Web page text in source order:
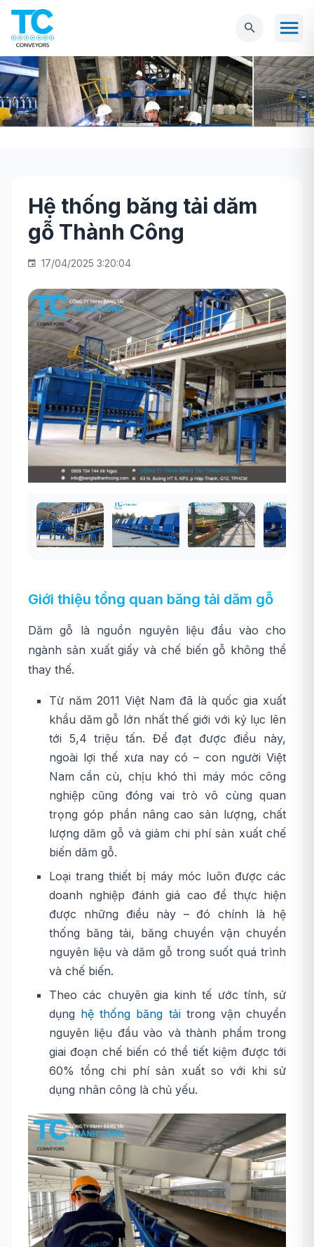
Trang chủ BĂNG TẢI CÔNG NGHIỆP
thống băng tải dăm gỗ Thành Công
Hệ thống băng tải dăm
gỗ Thành Công
17/04/2025 3:20:04
Giới thiệu tổng quan băng tải dăm gỗ
Dăm gỗ là nguồn nguyên liệu đầu vào cho
ngành sản xuất giấy và chế biến gỗ không thể
thay thế.
Từ năm 2011 Việt Nam đã là quốc gia xuất
khẩu dăm gỗ lớn nhất thế giới với kỷ lục lên
tới 5,4 triệu tấn. Để đạt được điều này,
ngoài lợi thế xưa nay có – con người Việt
Nam cần cù, chịu khó thì máy móc công
nghiệp cũng đóng vai trò vô cùng quan
trọng góp phần nâng cao sản lượng, chất
lượng dăm gỗ và giảm chi phí sản xuất chế
biến dăm gỗ.
Loại trang thiết bị máy móc luôn được các
doanh nghiệp đánh giá cao để thực hiện
được những điều này – đó chính là hệ
thống băng tải, băng chuyền vận chuyển
nguyên liệu và dăm gỗ trong suốt quá trình
và chế biến.
Theo các chuyên gia kinh tế ước tính, sử
dụng hệ thống băng tảitrong vận chuyển
nguyên liệu đầu vào và thành phẩm trong
giai đoạn chế biến có thể tiết kiệm được tới
60% tổng chi phí sản xuất so với khi sử
dụng nhân công là chủ yếu.